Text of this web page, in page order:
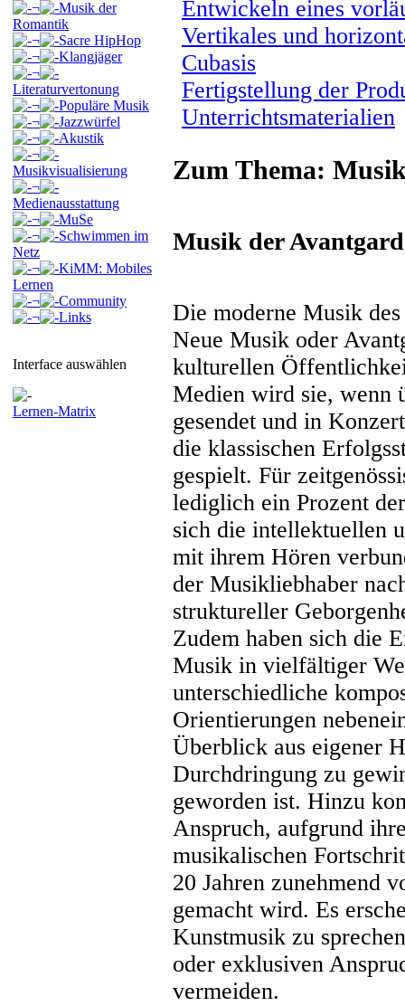
¬
Musik der
Romantik
¬
Sacre HipHop
¬
Klangjäger
¬
Literaturvertonung
¬
Populäre Musik
¬
Jazzwürfel
¬
Akustik
¬
Musikvisualisierung
¬
Medienausstattung
¬
MuSe
¬
Schwimmen im
Netz
¬
KiMM: Mobiles
Lernen
¬
Community
¬
Links
Interface auswählen
Lernen-Matrix
Entwickeln eines
Vertikales und
Cubasis
Fertigstellung der
Unterrichtsmaterialien
Zum Thema:
Musik der
Die moderne Musik
Neue Musik oder
kulturellen
Medien wird sie, wenn
gesendet und in
die klassischen
gespielt. Für
lediglich ein Prozent
sich die intellektuellen
mit ihrem Hören
der Musikliebhaber
struktureller
Zudem haben sich die
Musik in vielfältiger
unterschiedliche
Orientierungen
Überblick aus eigener
Durchdringung zu
geworden ist. Hinzu
Anspruch, aufgrund
musikalischen
20 Jahren zunehmend
gemacht wird. Es
Kunstmusik zu
oder exklusiven
vermeiden.